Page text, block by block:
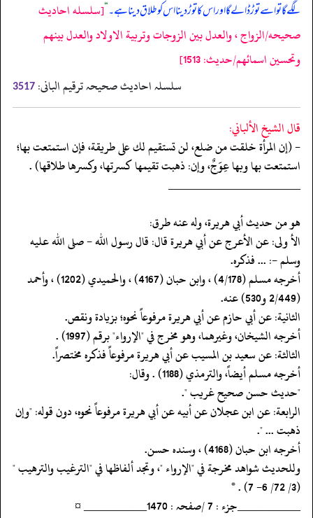
لگے گا تو اسے توڑ ڈالے گا اور اس کا توڑ دینا اس کو طلاق دینا ہے۔“[سلسله احاديث
صحيحه/الزواج ، والعدل بين الزوجات وتربية الاولاد والعدل بينهم
وتحسين اسمائهم/حدیث: 1513]
سلسلہ احادیث صحیحہ ترقیم البانی: 3517
قال الشيخ الألباني:
- (إن المرأة خلقت من ضلع، لن تستقيم لك على طريقة، فإن استمتعت بها؛
استمتعت بها وبها عِوَجٌ، وإن: ذهبت تقيمها كسرتها، وكسرها طلاقها) .
‏‏‏‏_____________________
‏‏‏‏هو من حديث أبي هريرة، وله عنه طرق:
‏‏‏‏الأ ولى: عن الأعرج عن أبي هريرة قال: قال رسول الله - صلى الله عليه
وسلم -: ... فذكره.
‏‏‏‏أخرجه مسلم (4/178) ، وابن حبان (4167) ، والحميدي (1202) ، وأحمد
(2/449 و530) عنه.
‏‏‏‏الثانية: عن أبي حازم عن أبي هريرة مرفوعاً نحوه؛ بزيادة ونقص.
‏‏‏‏أخرجه الشيخان، وغيرهما، وهو مخرج في "الإرواء" برقم (1997) .
‏‏‏‏الثالثة: عن سعيد بن المسيب عن أبي هريرة مرفوعاً فذكره مختصراً.
‏‏‏‏أخرجه مسلم أيضاً، والترمذي (1188) . وقال:
‏‏‏‏"حديث حسن صحيح غريب ".
‏‏‏‏الرابعة: عن ابن عجلان عن أبيه عن أبي هريرة مرفوعاً نحوه، دون قوله: "وإن
ذهبت ... ".
‏‏‏‏أخرجه ابن حبان (4168) ، وسنده حسن.
‏‏‏‏وللحديث شواهد مخرجة في "الإرواء "، وتجد ألفاظها في "الترغيب والترهيب "
(3/ 72/ 6- 7) . *
‏‏‏‏__________جزء : 7 /صفحہ : 1470__________ ¤